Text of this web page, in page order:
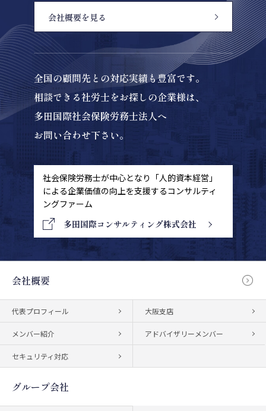
会社概要を見る
全国の顧問先との対応実績も豊富です。
相談できる社労士をお探しの企業様は、
多田国際社会保険労務士法人へ
お問い合わせ下さい。
社会保険労務士が中心となり「人的資本経営」
による企業価値の向上を支援するコンサルティ
ングファーム
多田国際コンサルティング株式会社
会社概要
代表プロフィール 大阪支店
メンバー紹介 アドバイザリーメンバー
セキュリティ対応
グループ会社